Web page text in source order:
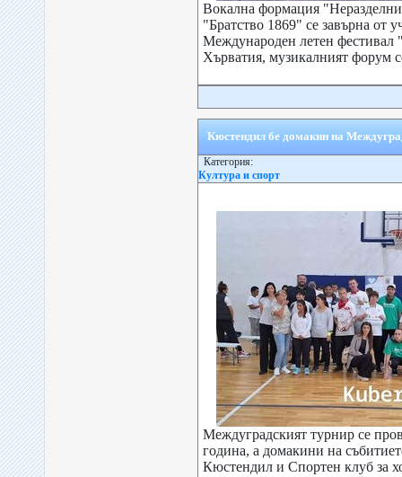
Вокална формация
"Братство 1869" се завърна от
Международен летен фестивал
Хърватия, музикалният форум
Кюстендил бе домакин на
Категория:
Култура и спорт
Междуградският турнир се
година, а домакини на
Кюстендил и Спортен клуб за